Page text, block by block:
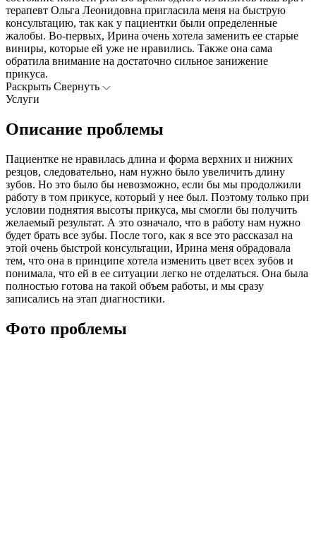
терапевт Ольга Леонидовна пригласила меня на быструю
консультацию, так как у пациентки были определенные
жалобы. Во-первых, Ирина очень хотела заменить ее старые
виниры, которые ей уже не нравились. Также она сама
обратила внимание на достаточно сильное занижение
прикуса.
Раскрыть Свернуть
Услуги
Описание проблемы
Пациентке не нравилась длина и форма верхних и нижних
резцов, следовательно, нам нужно было увеличить длину
зубов. Но это было бы невозможно, если бы мы продолжили
работу в том прикусе, который у нее был. Поэтому только при
условии поднятия высоты прикуса, мы смогли бы получить
желаемый результат. А это означало, что в работу нам нужно
будет брать все зубы. После того, как я все это рассказал на
этой очень быстрой консультации, Ирина меня обрадовала
тем, что она в принципе хотела изменить цвет всех зубов и
понимала, что ей в ее ситуации легко не отделаться. Она была
полностью готова на такой объем работы, и мы сразу
записались на этап диагностики.
Фото проблемы